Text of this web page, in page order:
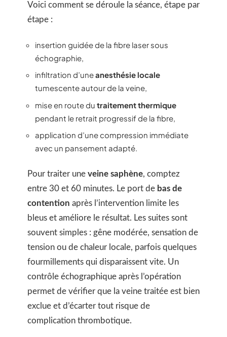
Voici comment se déroule la séance, étape par
étape :
insertion guidée de la fibre laser sous
échographie,
infiltration d’uneanesthésie locale
tumescente autour de la veine,
mise en route du traitement thermique
pendant le retrait progressif de la fibre,
application d’une compression immédiate
avec un pansement adapté.
Pour traiter une veine saphène, comptez
entre 30 et 60 minutes. Le port de bas de
contention après l’intervention limite les
bleus et améliore le résultat. Les suites sont
souvent simples : gêne modérée, sensation de
tension ou de chaleur locale, parfois quelques
fourmillements qui disparaissent vite. Un
contrôle échographique après l’opération
permet de vérifier que la veine traitée est bien
exclue et d’écarter tout risque de
complication thrombotique.